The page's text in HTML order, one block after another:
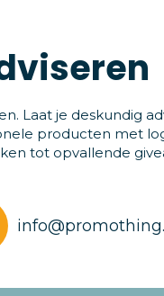
Laat je deskundig
producten met
tot opvallende